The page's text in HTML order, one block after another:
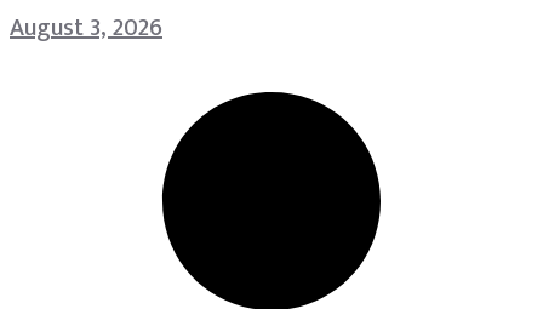
August 3, 2026